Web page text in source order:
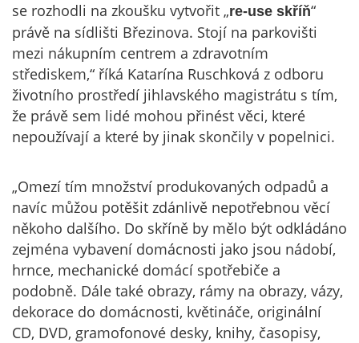
se rozhodli na zkoušku vytvořit „re-use skříň“
právě na sídlišti Březinova. Stojí na parkovišti
mezi nákupním centrem a zdravotním
střediskem,“ říká Katarína Ruschková z odboru
životního prostředí jihlavského magistrátu s tím,
že právě sem lidé mohou přinést věci, které
nepoužívají a které by jinak skončily v popelnici.
„Omezí tím množství produkovaných odpadů a
navíc můžou potěšit zdánlivě nepotřebnou věcí
někoho dalšího. Do skříně by mělo být odkládáno
zejména vybavení domácnosti jako jsou nádobí,
hrnce, mechanické domácí spotřebiče a
podobně. Dále také obrazy, rámy na obrazy, vázy,
dekorace do domácnosti, květináče, originální
CD, DVD, gramofonové desky, knihy, časopisy,